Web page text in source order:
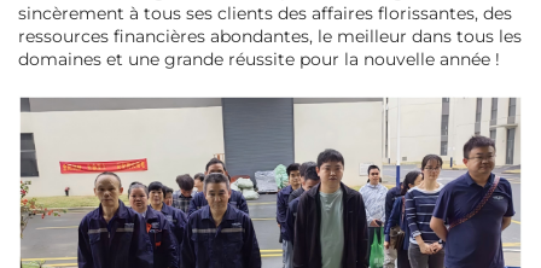
sincèrement à tous ses clients des affaires florissantes, des
ressources financières abondantes, le meilleur dans tous les
domaines et une grande réussite pour la nouvelle année !